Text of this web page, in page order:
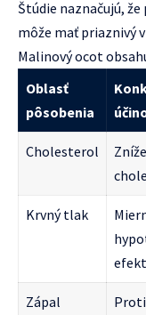
Štúdie naznačujú,
môže mať priaznivý
Malinový ocot
Oblasť
pôsobenia
Cholesterol
Krvný tlak
efekt
Zápal